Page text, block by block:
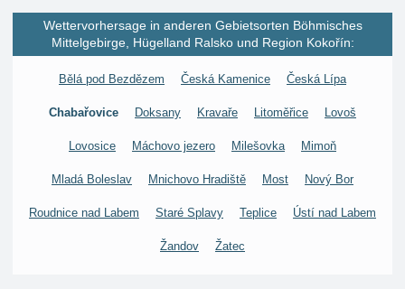
Wettervorhersage in anderen Gebietsorten Böhmisches
Mittelgebirge, Hügelland Ralsko und Region Kokořín:
Bělá pod Bezdězem Česká Kamenice Česká Lípa
Chabařovice Doksany Kravaře Litoměřice Lovoš
Lovosice Máchovo jezero Milešovka Mimoň
Mladá Boleslav Mnichovo Hradiště Most Nový Bor
Roudnice nad Labem Staré Splavy Teplice Ústí nad Labem
Žandov Žatec